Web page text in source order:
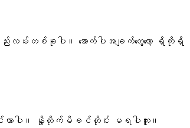
းတစ်ခုပါ။ အောက်ပါအချက်တွေတော့ ရှိကိုရှိ
နိုင်တာပါ။ နို့တိုက်မိခင်တိုင်း မရပါဘူး။